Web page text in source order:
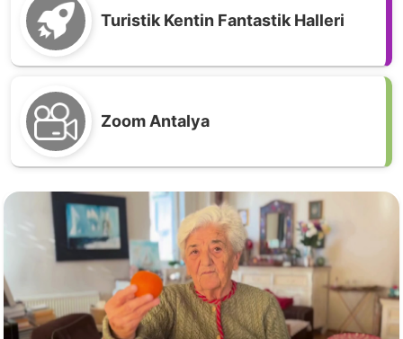
Turistik Kentin Fantastik Halleri
Zoom Antalya